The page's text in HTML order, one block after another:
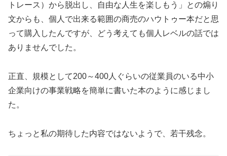
トレース）から脱出し、自由な人生を楽しもう」との煽り
文からも、個人で出来る範囲の商売のハウトゥー本だと思
って購入したんですが、どう考えても個人レベルの話では
ありませんでした。
正直、規模として200～400人ぐらいの従業員のいる中小
企業向けの事業戦略を簡単に書いた本のように感じまし
た。
ちょっと私の期待した内容ではないようで、若干残念。